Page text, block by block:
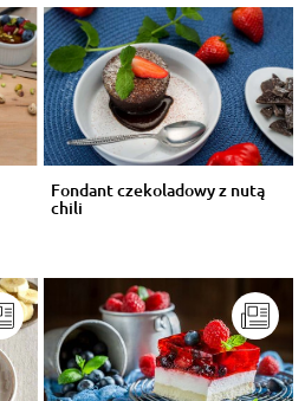
Fondant czekoladowy z nutą
chili